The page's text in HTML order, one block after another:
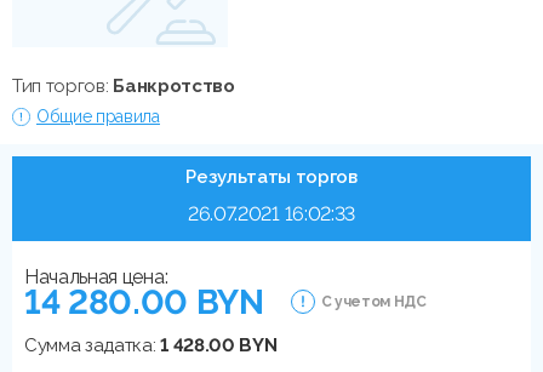
Тип торгов: Банкротство
Общие правила
Результаты торгов
26.07.2021 16:02:33
Начальная цена:
14 280.00 BYN С учетом НДС
Сумма задатка:1 428.00 BYN